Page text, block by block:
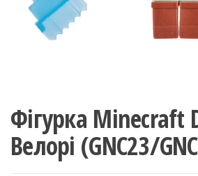
Фігурка Minecraft
Велорі (GNC23/